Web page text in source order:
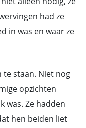
had ze
in was en waar ze
te staan. Niet nog
opzichten
was. Ze hadden
hen beiden liet